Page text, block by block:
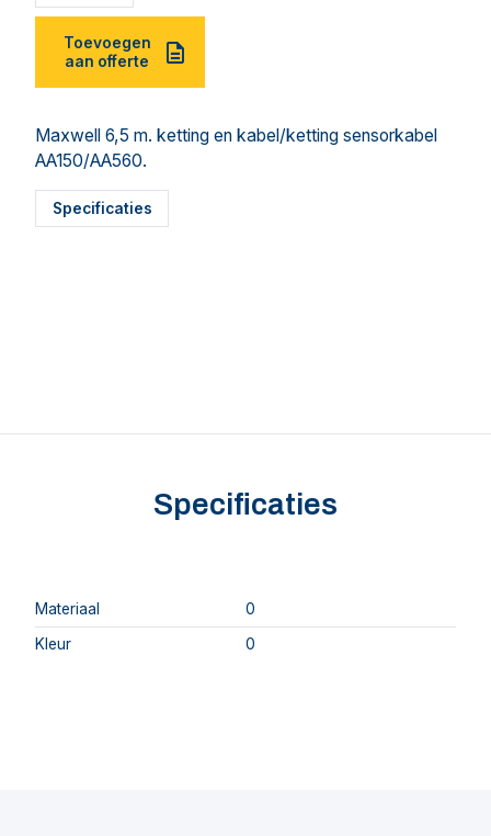
Toevoegen
aan offerte
Maxwell 6,5 m. ketting en kabel/ketting sensorkabel
AA150/AA560.
Specificaties
Specificaties
Materiaal
0
Kleur
0